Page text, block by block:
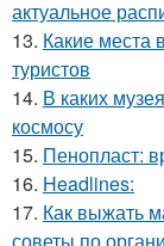
актуальное
13. Какие места
туристов
14. В каких
космосу
15. Пенопласт:
16. Headlines:
17. Как выжать